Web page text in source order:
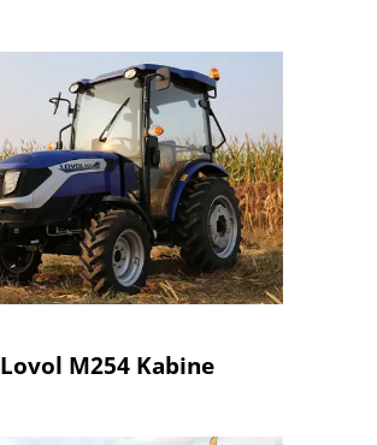
Lovol M254 Kabine